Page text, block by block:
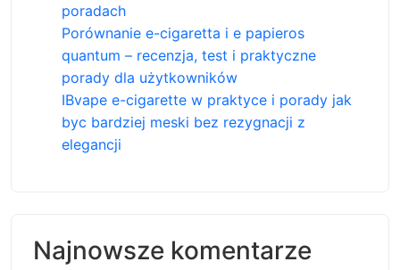
poradach
Porównanie e-cigaretta i e papieros
quantum – recenzja, test i praktyczne
porady dla użytkowników
IBvape e-cigarette w praktyce i porady jak
byc bardziej meski bez rezygnacji z
elegancji
Najnowsze komentarze